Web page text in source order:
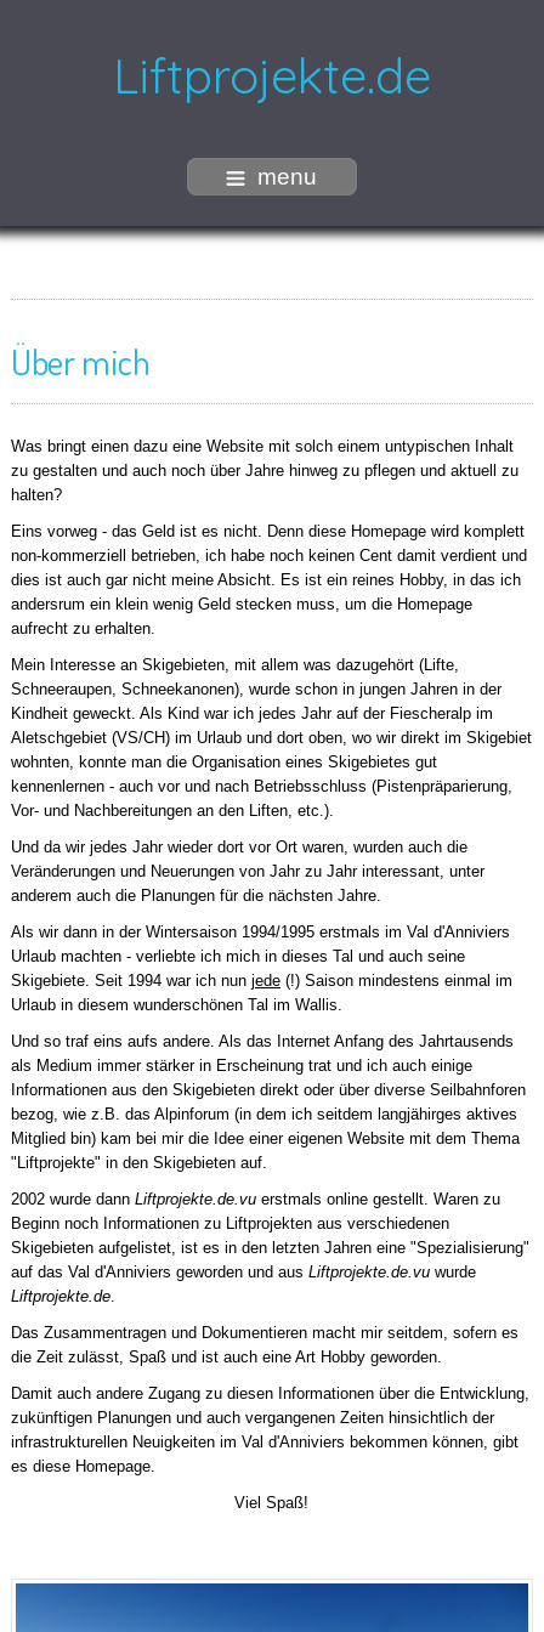
Liftprojekte.de
menu
Über mich
Was bringt einen dazu eine Website mit solch einem untypischen Inhalt
zu gestalten und auch noch über Jahre hinweg zu pflegen und aktuell zu
halten?
Eins vorweg - das Geld ist es nicht. Denn diese Homepage wird komplett
non-kommerziell betrieben, ich habe noch keinen Cent damit verdient und
dies ist auch gar nicht meine Absicht. Es ist ein reines Hobby, in das ich
andersrum ein klein wenig Geld stecken muss, um die Homepage
aufrecht zu erhalten.
Mein Interesse an Skigebieten, mit allem was dazugehört (Lifte,
Schneeraupen, Schneekanonen), wurde schon in jungen Jahren in der
Kindheit geweckt. Als Kind war ich jedes Jahr auf der Fiescheralp im
Aletschgebiet (VS/CH) im Urlaub und dort oben, wo wir direkt im Skigebiet
wohnten, konnte man die Organisation eines Skigebietes gut
kennenlernen - auch vor und nach Betriebsschluss (Pistenpräparierung,
Vor- und Nachbereitungen an den Liften, etc.).
Und da wir jedes Jahr wieder dort vor Ort waren, wurden auch die
Veränderungen und Neuerungen von Jahr zu Jahr interessant, unter
anderem auch die Planungen für die nächsten Jahre.
Als wir dann in der Wintersaison 1994/1995 erstmals im Val d'Anniviers
Urlaub machten - verliebte ich mich in dieses Tal und auch seine
Skigebiete. Seit 1994 war ich nun jede(!) Saison mindestens einmal im
Urlaub in diesem wunderschönen Tal im Wallis.
Und so traf eins aufs andere. Als das Internet Anfang des Jahrtausends
als Medium immer stärker in Erscheinung trat und ich auch einige
Informationen aus den Skigebieten direkt oder über diverse Seilbahnforen
bezog, wie z.B. das Alpinforum (in dem ich seitdem langjähirges aktives
Mitglied bin) kam bei mir die Idee einer eigenen Website mit dem Thema
"Liftprojekte" in den Skigebieten auf.
2002 wurde dann Liftprojekte.de.vuerstmals online gestellt. Waren zu
Beginn noch Informationen zu Liftprojekten aus verschiedenen
Skigebieten aufgelistet, ist es in den letzten Jahren eine "Spezialisierung"
auf das Val d'Anniviers geworden und aus Liftprojekte.de.vu wurde
Liftprojekte.de.
Das Zusammentragen und Dokumentieren macht mir seitdem, sofern es
die Zeit zulässt, Spaß und ist auch eine Art Hobby geworden.
Damit auch andere Zugang zu diesen Informationen über die Entwicklung,
zukünftigen Planungen und auch vergangenen Zeiten hinsichtlich der
infrastrukturellen Neuigkeiten im Val d'Anniviers bekommen können, gibt
es diese Homepage.
Viel Spaß!